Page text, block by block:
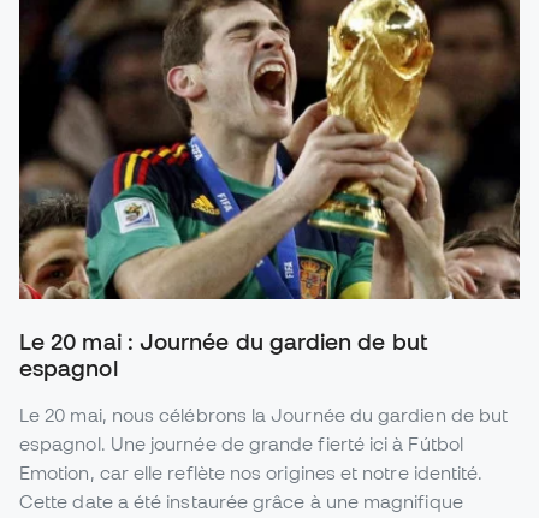
Le 20 mai : Journée du gardien de but
espagnol
Le 20 mai, nous célébrons la Journée du gardien de but
espagnol. Une journée de grande fierté ici à Fútbol
Emotion, car elle reflète nos origines et notre identité.
Cette date a été instaurée grâce à une magnifique